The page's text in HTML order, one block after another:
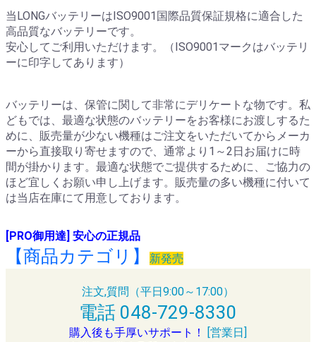
当LONGバッテリーはISO9001国際品質保証規格に適合した
高品質なバッテリーです。
安心してご利用いただけます。（ISO9001マークはバッテリ
ーに印字してあります）
​バッテリーは、保管に関して非常にデリケートな物です。私
どもでは、最適な状態のバッテリーをお客様にお渡しするた
めに、販売量が少ない機種はご注文をいただいてからメーカ
ーから直接取り寄せますので、通常より1～2日お届けに時
間が掛かります。最適な状態でご提供するために、ご協力の
ほど宜しくお願い申し上げます。販売量の多い機種に付いて
は当店在庫にて用意しております。
[PRO御用達] 安心の正規品
【商品カテゴリ】 新発売
注文,質問（平日9:00～17:00）
電話 048-729-8330
購入後も手厚いサポート！
[営業日]